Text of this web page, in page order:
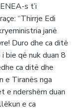
s t’i
“Thirrje Edi
janë
Duro dhe ca ditë
bie që nuk duan 8
ca ditë dhe
e Tiranës nga
e ndershëm duan
e ca